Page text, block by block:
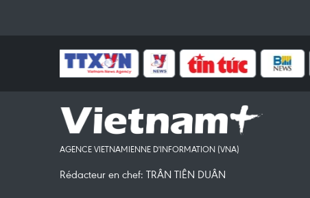
AGENCE VIETNAMIENNE D'INFORMATION (VNA)
Rédacteur en chef: TRÂN TIÊN DUÂN